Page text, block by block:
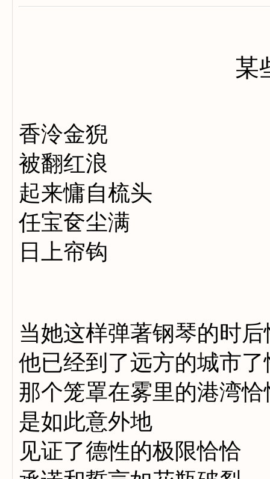
某
香泠金猊
被翻红浪
起来慵自梳头
任宝奁尘满
日上帘钩
当她这样弹著钢琴的时
他已经到了远方的城市了
那个笼罩在雾里的港湾恰
是如此意外地
见证了德性的极限恰恰